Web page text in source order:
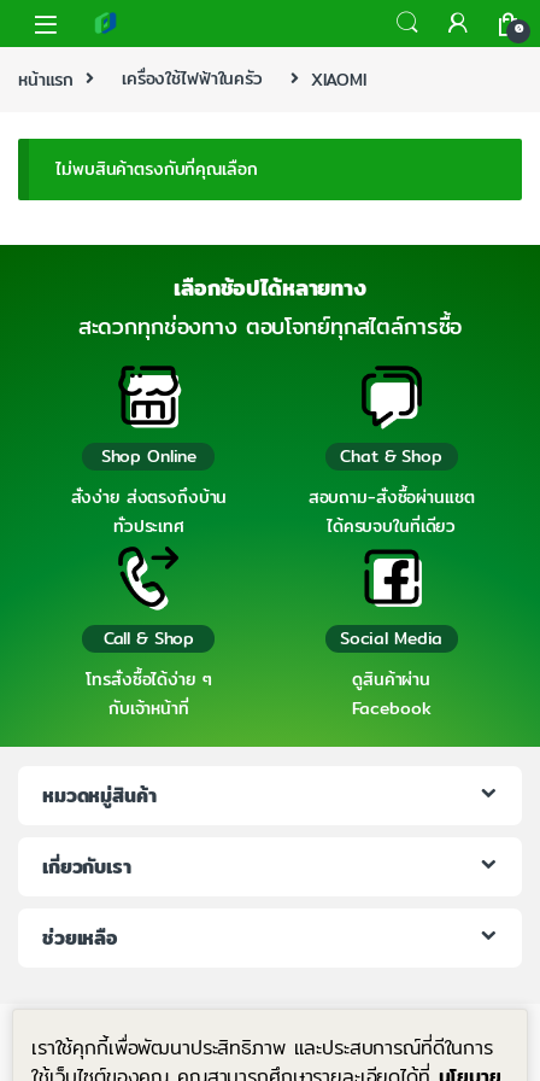
0
หน้าแรก เครื่องใช้ไฟฟ้าในครัว XIAOMI
ไม่พบสินค้าตรงกับที่คุณเลือก
เลือกช้อปได้หลายทาง
สะดวกทุกช่องทาง ตอบโจทย์ทุกสไตล์การซื้อ
Shop Online
สั่งง่าย ส่งตรงถึงบ้าน
ทั่วประเทศ
Chat & Shop
สอบถาม-สั่งซื้อผ่านแชต
ได้ครบจบในที่เดียว
Call & Shop
โทรสั่งซื้อได้ง่าย ๆ
กับเจ้าหน้าที่
Social Media
ดูสินค้าผ่าน
Facebook
หมวดหมู่สินค้า
เกี่ยวกับเรา
ช่วยเหลือ
เราใช้คุกกี้เพื่อพัฒนาประสิทธิภาพ และประสบการณ์ที่ดีในการ